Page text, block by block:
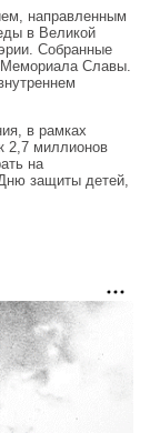
направленным
в Великой
Собранные
Мемориала Славы.
в рамках
2,7 миллионов
на
защиты детей,